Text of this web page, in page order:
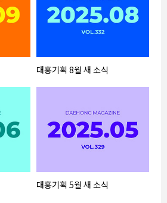
대홍기획 8월 새 소식
대홍기획 5월 새 소식